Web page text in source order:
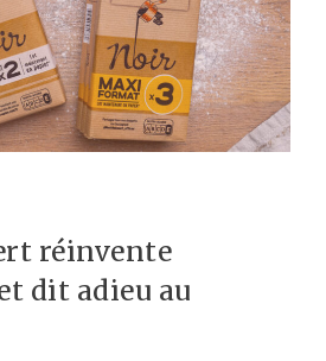
réinvente
dit adieu au